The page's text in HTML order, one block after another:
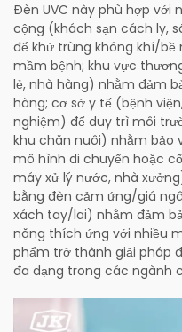
Đèn UVC này phù hợp với
cộng (khách sạn cách ly,
để khử trùng không khí/
mầm bệnh; khu vực
lẻ, nhà hàng) nhằm đảm
hàng; cơ sở y tế (bệnh
nghiệm) để duy trì môi
khu chăn nuôi) nhằm bảo
mô hình di chuyển hoặc
máy xử lý nước, nhà
bằng đèn cảm ứng/giá
xách tay/lai) nhằm đảm
năng thích ứng với nhiều
phẩm trở thành giải pháp
đa dạng trong các ngành